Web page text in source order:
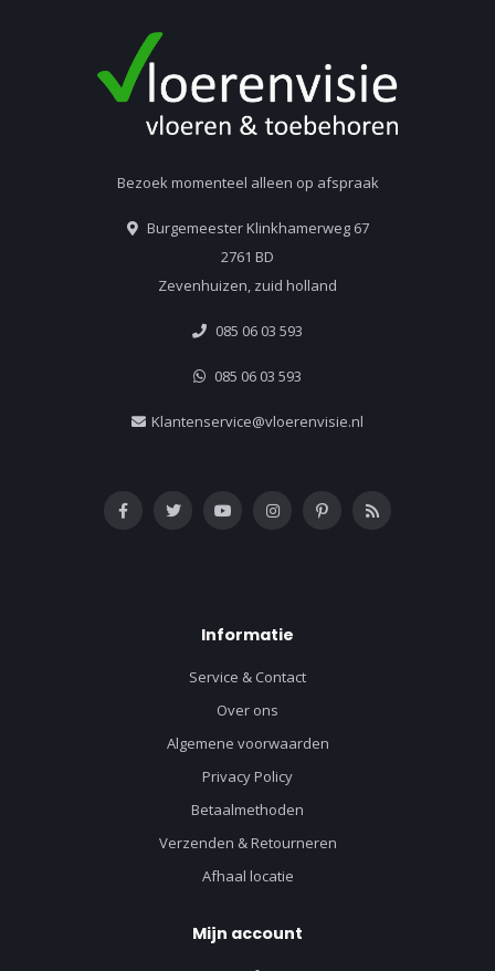
Bezoek momenteel alleen op afspraak
Burgemeester Klinkhamerweg 67
2761 BD
Zevenhuizen, zuid holland
085 06 03 593
085 06 03 593
Klantenservice@vloerenvisie.nl
Informatie
Service & Contact
Over ons
Algemene voorwaarden
Privacy Policy
Betaalmethoden
Verzenden & Retourneren
Afhaal locatie
Mijn account